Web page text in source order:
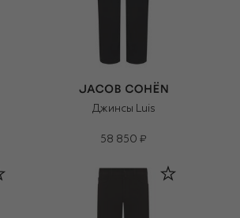
Джинсы Luis
58 850 ₽